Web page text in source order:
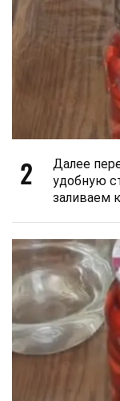
2
Далее
удобную
заливаем